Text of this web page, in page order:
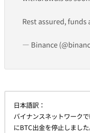
Rest assured, funds
— Binance
日本語訳：
バイナンスネットワーク
にBTC出金を停止しました